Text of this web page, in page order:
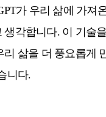
가 우리 삶에 가져
생각합니다. 이 기술
리 삶을 더 풍요롭게
니다.